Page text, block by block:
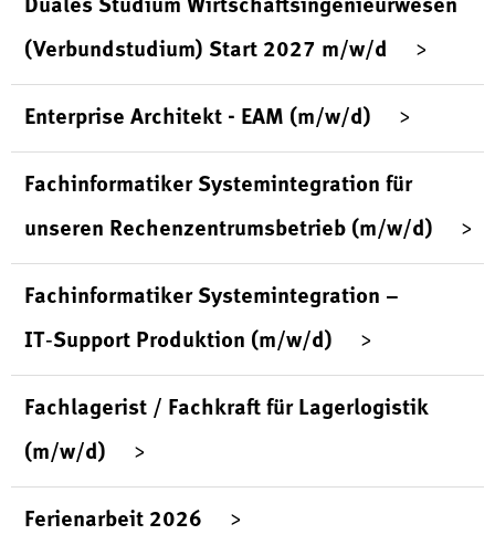
Duales Studium Wirtschaftsingenieurwesen
(Verbundstudium) Start 2027 m/w/d
Enterprise Architekt - EAM (m/w/d)
Fachinformatiker Systemintegration für
unseren Rechenzentrumsbetrieb (m/w/d)
Fachinformatiker Systemintegration –
IT‑Support Produktion (m/w/d)
Fachlagerist / Fachkraft für Lagerlogistik
(m/w/d)
Ferienarbeit 2026